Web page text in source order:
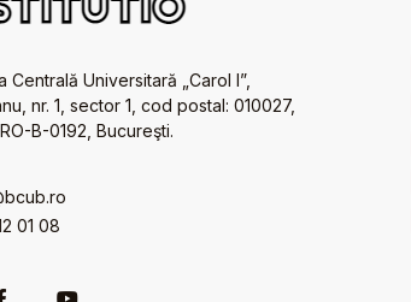
Centrală Universitară „Carol I”,
nr. 1, sector 1, cod postal: 010027,
B-0192, Bucureşti.
01 08